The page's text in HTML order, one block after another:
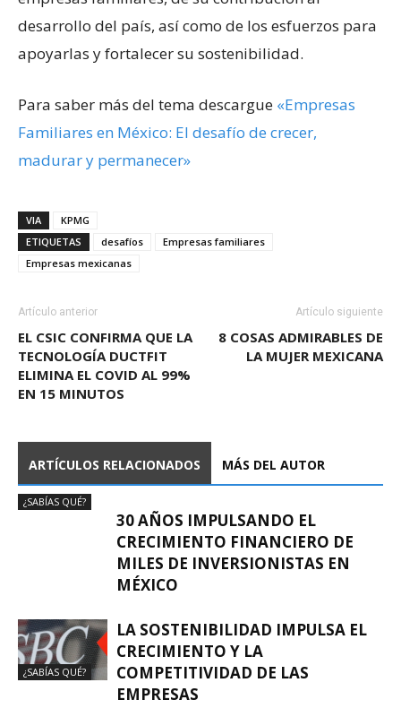
desarrollo del país, así como de los esfuerzos para
apoyarlas y fortalecer su sostenibilidad.
Para saber más del tema descargue «Empresas
Familiares en México: El desafío de crecer,
madurar y permanecer»
VIA
KPMG
ETIQUETAS
desafíos
Empresas familiares
Empresas mexicanas
Artículo anterior
EL CSIC CONFIRMA QUE LA
TECNOLOGÍA DUCTFIT
ELIMINA EL COVID AL 99%
EN 15 MINUTOS
Artículo siguiente
8 COSAS ADMIRABLES DE
LA MUJER MEXICANA
ARTÍCULOS RELACIONADOS MÁS DEL AUTOR
¿SABÍAS QUÉ?
30 AÑOS IMPULSANDO EL
CRECIMIENTO FINANCIERO DE
MILES DE INVERSIONISTAS EN
MÉXICO
¿SABÍAS QUÉ?
LA SOSTENIBILIDAD IMPULSA EL
CRECIMIENTO Y LA
COMPETITIVIDAD DE LAS
EMPRESAS